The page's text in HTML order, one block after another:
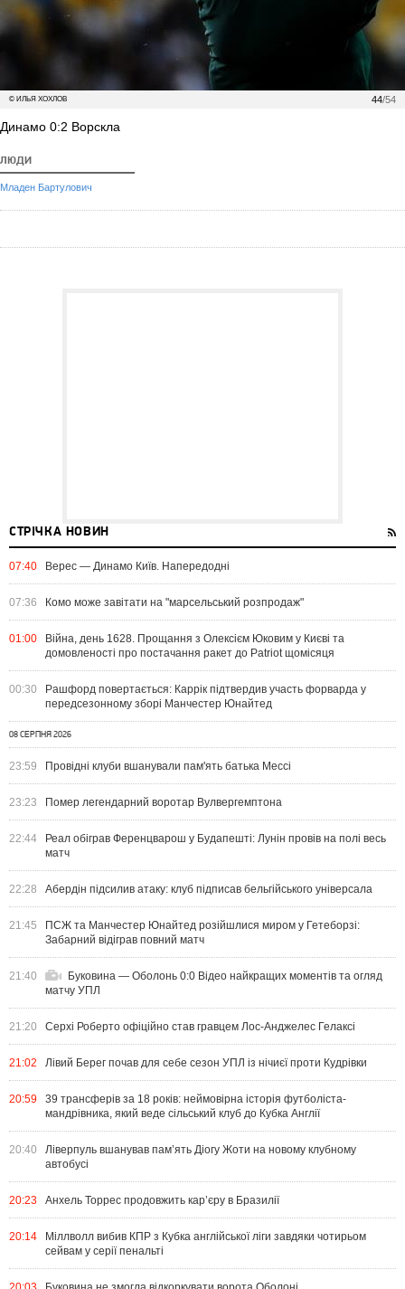
44/54
© ИЛЬЯ ХОХЛОВ
Динамо 0:2 Ворскла
ЛЮДИ
Младен Бартулович
СТРІЧКА НОВИН
07:40 Верес — Динамо Київ. Напередодні
07:36 Комо може завітати на "марсельський розпродаж"
01:00
Війна, день 1628. Прощання з Олексієм Юковим у Києві та
домовленості про постачання ракет до Patriot щомісяця
00:30
Рашфорд повертається: Каррік підтвердив участь форварда у
передсезонному зборі Манчестер Юнайтед
08 СЕРПНЯ 2026
23:59 Провідні клуби вшанували пам'ять батька Мессі
23:23 Помер легендарний воротар Вулвергемптона
22:44
Реал обіграв Ференцварош у Будапешті: Лунін провів на полі весь
матч
22:28 Абердін підсилив атаку: клуб підписав бельгійського універсала
21:45
ПСЖ та Манчестер Юнайтед розійшлися миром у Гетеборзі:
Забарний відіграв повний матч
21:40
Буковина — Оболонь 0:0 Відео найкращих моментів та огляд
матчу УПЛ
21:20 Серхі Роберто офіційно став гравцем Лос-Анджелес Гелаксі
21:02 Лівий Берег почав для себе сезон УПЛ із нічиєї проти Кудрівки
20:59
39 трансферів за 18 років: неймовірна історія футболіста-
мандрівника, який веде сільський клуб до Кубка Англії
20:40
Ліверпуль вшанував пам’ять Діогу Жоти на новому клубному
автобусі
20:23 Анхель Торрес продовжить кар’єру в Бразилії
20:14
Міллволл вибив КПР з Кубка англійської ліги завдяки чотирьом
сейвам у серії пенальті